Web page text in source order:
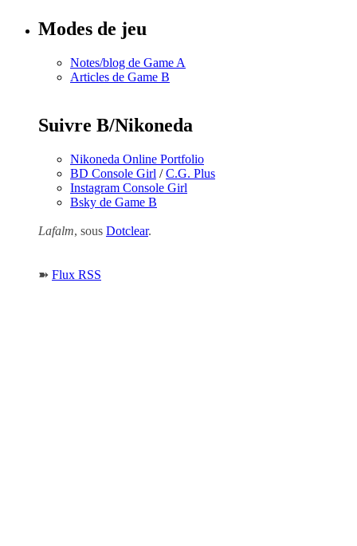
Modes de jeu
Notes/blog de Game A
Articles de Game B
Suivre B/Nikoneda
Nikoneda Online Portfolio
BD Console Girl /C.G. Plus
Instagram Console Girl
Bsky de Game B
Lafalm, sous Dotclear.
➽ Flux RSS